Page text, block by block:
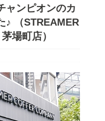
ャンピオンのカ
♪ （STREAMER
場町店）